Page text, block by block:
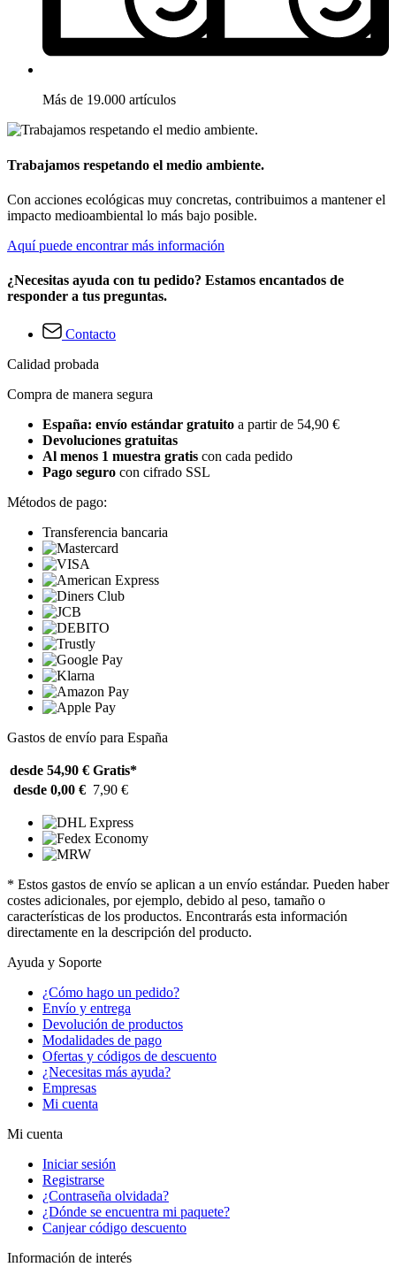
Más de 19.000 artículos
Trabajamos respetando el medio ambiente.
Con acciones ecológicas muy concretas, contribuimos a mantener el
impacto medioambiental lo más bajo posible.
Aquí puede encontrar más información
¿Necesitas ayuda con tu pedido? Estamos encantados de
responder a tus preguntas.
Contacto
Calidad probada
Compra de manera segura
España: envío estándar gratuito a partir de 54,90 €
Devoluciones gratuitas
Al menos 1 muestra gratis con cada pedido
Pago seguro con cifrado SSL
Métodos de pago:
Transferencia bancaria
Gastos de envío para España
desde 54,90 € Gratis*
desde 0,00 € 7,90 €
* Estos gastos de envío se aplican a un envío estándar. Pueden haber
costes adicionales, por ejemplo, debido al peso, tamaño o
características de los productos. Encontrarás esta información
directamente en la descripción del producto.
Ayuda y Soporte
¿Cómo hago un pedido?
Envío y entrega
Devolución de productos
Modalidades de pago
Ofertas y códigos de descuento
¿Necesitas más ayuda?
Empresas
Mi cuenta
Mi cuenta
Iniciar sesión
Registrarse
¿Contraseña olvidada?
¿Dónde se encuentra mi paquete?
Canjear código descuento
Información de interés